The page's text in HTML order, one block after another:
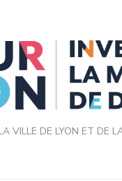
VILLE DE LYON ET DE